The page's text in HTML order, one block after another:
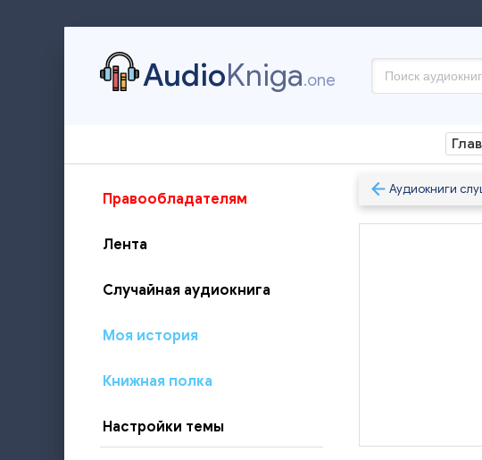
AudioKniga.one
Правообладателям
Лента
Случайная аудиокнига
Моя история
Книжная полка
Настройки темы
Аудиокниги